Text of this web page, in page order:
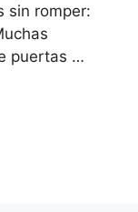
sin romper:
puertas …